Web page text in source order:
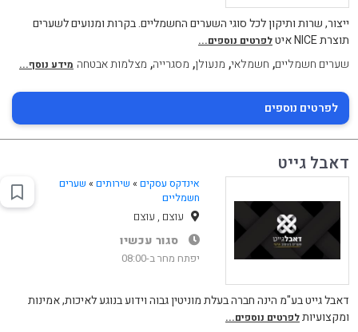
ייצור, שרות ותיקון לכל סוגי השערים החשמליים. בקרות ומנועים לשערים
תוצרת NICE איט
לפרטים נוספים...
שערים חשמליים, חשמלאי, מנעולן, מסגרייה, מצלמות אבטחה מידע נוסף...
לפרטים נוספים
דאבל גייט
אינדקס עסקים » שירותים» שערים
חשמליים
עוצם , עוצם
סגור עכשיו
יפתח מחר ב-08:00
דאבל גייט בע"מ הינה חברה בעלת מוניטין גבוה וידוע בנוגע לאיכות, אמינות
ומקצועיותלפרטים נוספים...